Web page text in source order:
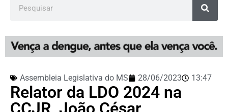
Assembleia Legislativa do MS 28/06/2023 13:47
Relator da LDO 2024 na